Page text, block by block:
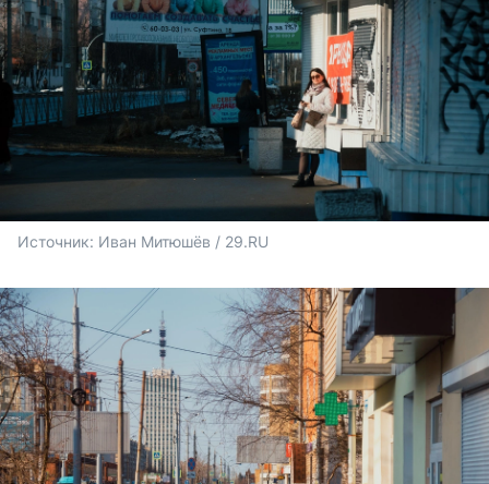
Источник: Иван Митюшёв / 29.RU